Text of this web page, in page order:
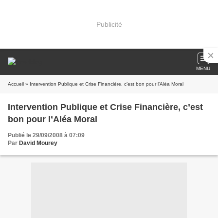
Publicité
MENU
Accueil » Intervention Publique et Crise Financière, c’est bon pour l’Aléa Moral
Intervention Publique et Crise Financière, c’est
bon pour l’Aléa Moral
Publié le 29/09/2008 à 07:09
Par David Mourey